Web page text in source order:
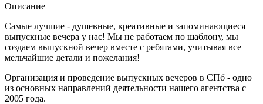
Описание
Самые лучшие - душевные, креативные и запоминающиеся
выпускные вечера у нас! Мы не работаем по шаблону, мы
создаем выпускной вечер вместе с ребятами, учитывая все
мельчайшие детали и пожелания!
Организация и проведение выпускных вечеров в СПб - одно
из основных направлений деятельности нашего агентства с
2005 года.